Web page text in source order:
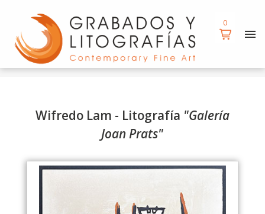
Wifredo Lam - Litografía "Galería
Joan Prats"
0
0